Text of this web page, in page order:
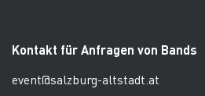
Kontakt für Anfragen von Bands
event@salzburg-altstadt.at